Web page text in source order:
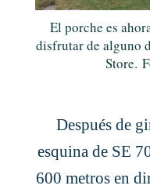
El porche es
disfrutar de alguno
Store.
Después de
esquina de SE
600 metros en